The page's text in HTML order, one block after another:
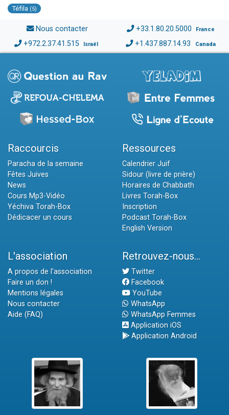
Téfila (5)
Nous contacter +33.1.80.20.5000 France
+972.2.37.41.515 Israël +1.437.887.14.93 Canada
Raccourcis
Paracha de la semaine
Fêtes Juives
News
Cours Mp3-Vidéo
Yéchiva Torah-Box
Dédicacer un cours
Ressources
Calendrier Juif
Sidour (livre de prière)
Horaires de Chabbath
Livres Torah-Box
Inscription
Podcast Torah-Box
English Version
L'association
A propos de l'association
Faire un don !
Mentions légales
Nous contacter
Aide (FAQ)
Retrouvez-nous...
Twitter
Facebook
YouTube
WhatsApp
WhatsApp Femmes
Application iOS
Application Android